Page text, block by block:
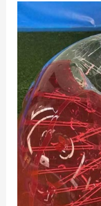
Bubble
Soccer
–
WoodMood,
Österreich